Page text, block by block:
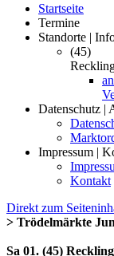
Startseite
Termine
Standorte |
(45)
Datenschutz |
Impressum |
Kontakt
Direkt zum
> Trödelmärkte
Sa 01. (45)